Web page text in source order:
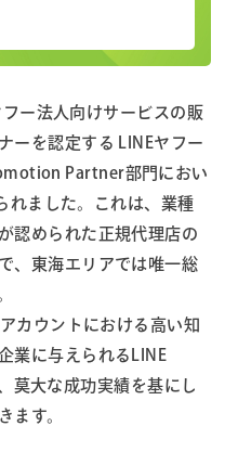
ー法人向けサービスの販
ーを認定する LINEヤフー
Partner部門におい
れました。これは、業種
認められた正規代理店の
、東海エリアでは唯一総
カウントにおける高い知
業に与えられるLINE
莫大な成功実績を基にし
ます。